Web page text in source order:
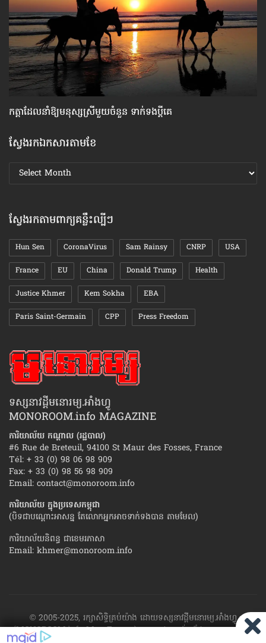
កត្តា​ដែលនាំឱ្យ​មនុស្សស្រី​មួយចំនួន ទាក់ទង​ប្តីគេ
ស្វែងរកឯកសារតាមខែ
ស្វែងរក
ឯកសារ
ស្វែងរកតាមពាក្យគន្លឹះល្បីៗ
Hun Sen CoronaVirus Sam Rainsy CNRP USA
France EU China Donald Trump Health
Justice Khmer Kem Sokha EBA
Paris Saint-Germain CPP Press Freedom
ទស្សនាវដ្ដីមនោរម្យ.អាំងហ្វូ
MONOROOM.info MAGAZINE
ការិយាល័យ កណ្ដាល (រដ្ឋបាល)
#6 Rue de Breteuil, 94100 St Maur des Fosses, France
Tél: + 33 (0) 98 06 98 909
Fax: + 33 (0) 98 56 98 909
Email: contact@monoroom.info
ការិយាល័យ ក្នុង​ប្រទេស​កម្ពុជា
(បិទជាបណ្ដោះអាសន្ន តែលោកអ្នកអាចទាក់ទងបាន តាមមែល)
ការិយាល័យនិពន្ធ ជាខេមរភាសា
Email: khmer@monoroom.info
© 2005-2025, រក្សាសិទ្ធិគ្រប់យ៉ាង ដោយទស្សនាវដ្ដី​មនោរម្យ.អាំងហ្វូ
(MONOROOM.info Mag France)។ ហាម​ដក​ស្រង់​នូវ​ផ្នែក​ណា​មួយ​ ឬ​ផ្នែក​